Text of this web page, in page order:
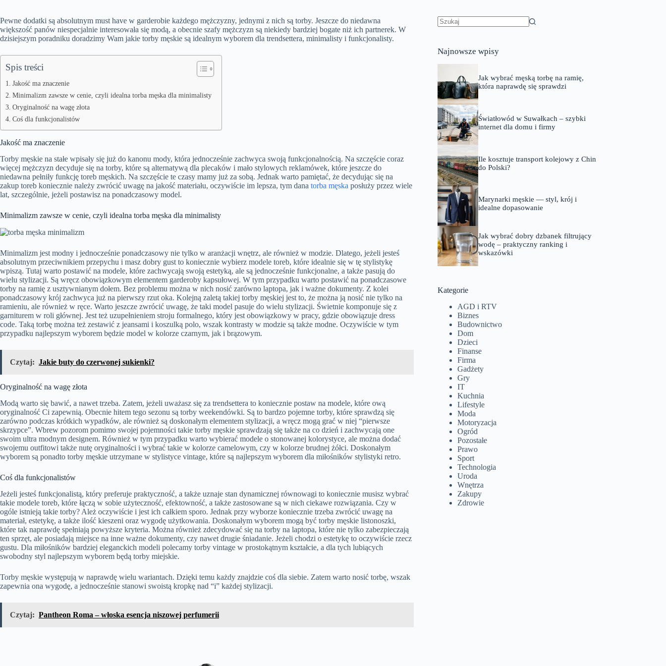
Pewne dodatki są absolutnym must have w garderobie każdego mężczyzny, jednymi z nich są torby. Jeszcze do niedawna
większość panów niespecjalnie interesowała się modą, a obecnie szafy mężczyzn są niekiedy bardziej bogate niż ich partnerek. W
dzisiejszym poradniku doradzimy Wam jakie torby męskie są idealnym wyborem dla trendsettera, minimalisty i funkcjonalisty.
Spis treści
Jakość ma znaczenie
Minimalizm zawsze w cenie, czyli idealna torba męska dla minimalisty
Oryginalność na wagę złota
Coś dla funkcjonalistów
Jakość ma znaczenie
Torby męskie na stałe wpisały się już do kanonu mody, która jednocześnie zachwyca swoją funkcjonalnością. Na szczęście coraz
więcej mężczyzn decyduje się na torby, które są alternatywą dla plecaków i mało stylowych reklamówek, które jeszcze do
niedawna pełniły funkcję toreb męskich. Na szczęście te czasy mamy już za sobą. Jednak warto pamiętać, że decydując się na
zakup toreb koniecznie należy zwrócić uwagę na jakość materiału, oczywiście im lepsza, tym dana torba męska posłuży przez wiele
lat, szczególnie, jeżeli postawisz na ponadczasowy model.
Minimalizm zawsze w cenie, czyli idealna torba męska dla minimalisty
Minimalizm jest modny i jednocześnie ponadczasowy nie tylko w aranżacji wnętrz, ale również w modzie. Dlatego, jeżeli jesteś
absolutnym przeciwnikiem przepychu i masz dobry gust to koniecznie wybierz modele toreb, które idealnie się w tę stylistykę
wpiszą. Tutaj warto postawić na modele, które zachwycają swoją estetyką, ale są jednocześnie funkcjonalne, a także pasują do
wielu stylizacji. Są wręcz obowiązkowym elementem garderoby kapsułowej. W tym przypadku warto postawić na ponadczasowe
torby na ramię z usztywnianym dołem. Bez problemu można w nich nosić zarówno laptopa, jak i ważne dokumenty. Z kolei
ponadczasowy krój zachwyca już na pierwszy rzut oka. Kolejną zaletą takiej torby męskiej jest to, że można ją nosić nie tylko na
ramieniu, ale również w ręce. Warto jeszcze zwrócić uwagę, że taki model pasuje do wielu stylizacji. Świetnie komponuje się z
garniturem w roli głównej. Jest też uzupełnieniem stroju formalnego, który jest obowiązkowy w pracy, gdzie obowiązuje dress
code. Taką torbę można też zestawić z jeansami i koszulką polo, wszak kontrasty w modzie są także modne. Oczywiście w tym
przypadku najlepszym wyborem będzie model w kolorze czarnym, jak i brązowym.
Czytaj: Jakie buty do czerwonej sukienki?
Oryginalność na wagę złota
Modą warto się bawić, a nawet trzeba. Zatem, jeżeli uważasz się za trendsettera to koniecznie postaw na modele, które ową
oryginalność Ci zapewnią. Obecnie hitem tego sezonu są torby weekendówki. Są to bardzo pojemne torby, które sprawdzą się
zarówno podczas krótkich wypadków, ale również są doskonałym elementem stylizacji, a wręcz mogą grać w niej “pierwsze
skrzypce”. Wbrew pozorom pomimo swojej pojemności takie torby męskie sprawdzają się także na co dzień i zachwycają one
swoim ultra modnym designem. Również w tym przypadku warto wybierać modele o stonowanej kolorystyce, ale można dodać
swojemu outfitowi także nutę oryginalności i wybrać takie w kolorze camelowym, czy w kolorze brudnej żółci. Doskonałym
wyborem są ponadto torby męskie utrzymane w stylistyce vintage, które są najlepszym wyborem dla miłośników stylistyki retro.
Coś dla funkcjonalistów
Jeżeli jesteś funkcjonalistą, który preferuje praktyczność, a także uznaje stan dynamicznej równowagi to koniecznie musisz wybrać
takie modele toreb, które łączą w sobie użyteczność, efektowność, a także zastosowane są w nich ciekawe rozwiązania. Czy w
ogóle istnieją takie torby? Ależ oczywiście i jest ich całkiem sporo. Jednak przy wyborze koniecznie trzeba zwrócić uwagę na
materiał, estetykę, a także ilość kieszeni oraz wygodę użytkowania. Doskonałym wyborem mogą być torby męskie listonoszki,
które tak naprawdę spełniają powyższe kryteria. Można również zdecydować się na torby na laptopa, które nie tylko zabezpieczają
ten sprzęt, ale posiadają miejsce na inne ważne dokumenty, czy nawet drugie śniadanie. Jeżeli chodzi o estetykę to oczywiście rzecz
gustu. Dla miłośników bardziej eleganckich modeli polecamy torby vintage w prostokątnym kształcie, a dla tych lubiących
swobodny styl najlepszym wyborem będą torby miejskie.
Torby męskie występują w naprawdę wielu wariantach. Dzięki temu każdy znajdzie coś dla siebie. Zatem warto nosić torbę, wszak
zapewnia ona wygodę, a jednocześnie stanowi swoistą kropkę nad “i” każdej stylizacji.
Czytaj: Pantheon Roma – włoska esencja niszowej perfumerii
Najnowsze wpisy
Jak wybrać męską torbę na ramię,
która naprawdę się sprawdzi
Światłowód w Suwałkach – szybki
internet dla domu i firmy
Ile kosztuje transport kolejowy z Chin
do Polski?
Marynarki męskie — styl, krój i
idealne dopasowanie
Jak wybrać dobry dzbanek filtrujący
wodę – praktyczny ranking i
wskazówki
Kategorie
AGD i RTV
Biznes
Budownictwo
Dom
Dzieci
Finanse
Firma
Gadżety
Gry
IT
Kuchnia
Lifestyle
Moda
Motoryzacja
Ogród
Pozostałe
Prawo
Sport
Technologia
Uroda
Wnętrza
Zakupy
Zdrowie